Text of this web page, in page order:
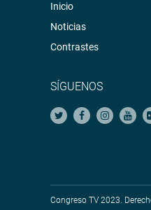
Inicio
Noticias
Contrastes
SÍGUENOS
Congreso TV 2023.